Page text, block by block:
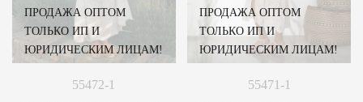
ПРОДАЖА ОПТОМ
ТОЛЬКО ИП И
ЮРИДИЧЕСКИМ ЛИЦАМ!
55472-1
ПРОДАЖА ОПТОМ
ТОЛЬКО ИП И
ЮРИДИЧЕСКИМ ЛИЦАМ!
55471-1